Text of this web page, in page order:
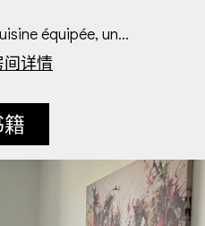
équipée, un...
间详情